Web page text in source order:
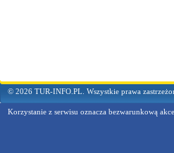
© 2026 TUR-INFO.PL. Wszystkie prawa
Korzystanie z serwisu oznacza bezwarunkową